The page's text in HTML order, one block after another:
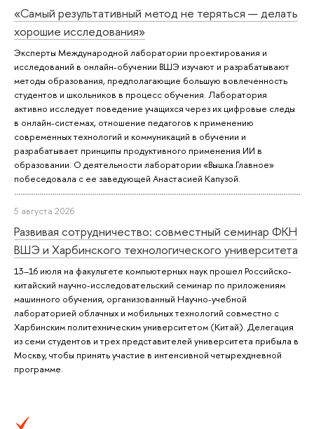
«Самый результативный метод не теряться — делать
хорошие исследования»
Эксперты Международной лаборатории проектирования и
исследований в онлайн-обучении ВШЭ изучают и разрабатывают
методы образования, предполагающие большую вовлеченность
студентов и школьников в процесс обучения. Лаборатория
активно исследует поведение учащихся через их цифровые следы
в онлайн-системах, отношение педагогов к применению
современных технологий и коммуникаций в обучении и
разрабатывает принципы продуктивного применения ИИ в
образовании. О деятельности лаборатории «Вышка.Главное»
побеседовала с ее заведующей Анастасией Капузой.
5 августа 2026
Развивая сотрудничество: совместный семинар ФКН
ВШЭ и Харбинского технологического университета
13–16 июля на факультете компьютерных наук прошел Российско-
китайский научно-исследовательский семинар по приложениям
машинного обучения, организованный Научно-учебной
лабораторией облачных и мобильных технологий совместно с
Харбинским политехническим университетом (Китай). Делегация
из семи студентов и трех представителей университета прибыла в
Москву, чтобы принять участие в интенсивной четырехдневной
программе.